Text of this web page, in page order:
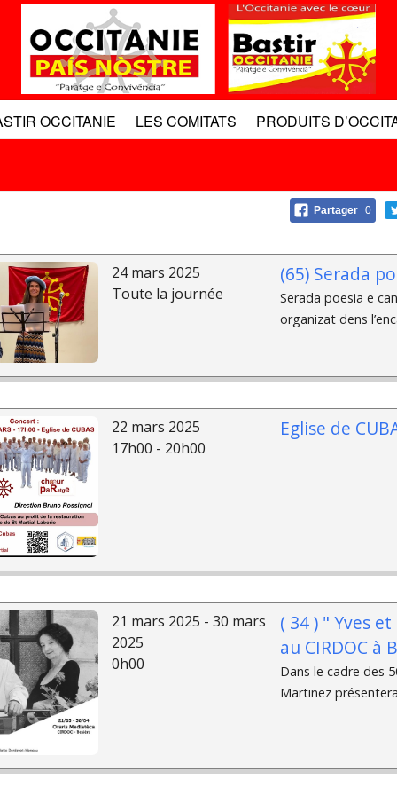
OCCITANIE LES COMITATS PRODUITS
Partager 0
24 mars 2025
Toute la journée
(65) Serada
Serada poesia e
organizat dens
22 mars 2025
17h00 - 20h00
Eglise de
21 mars 2025 - 30 mars
2025
0h00
( 34 ) " Yves
au CIRDOC à
Dans le cadre des
Martinez